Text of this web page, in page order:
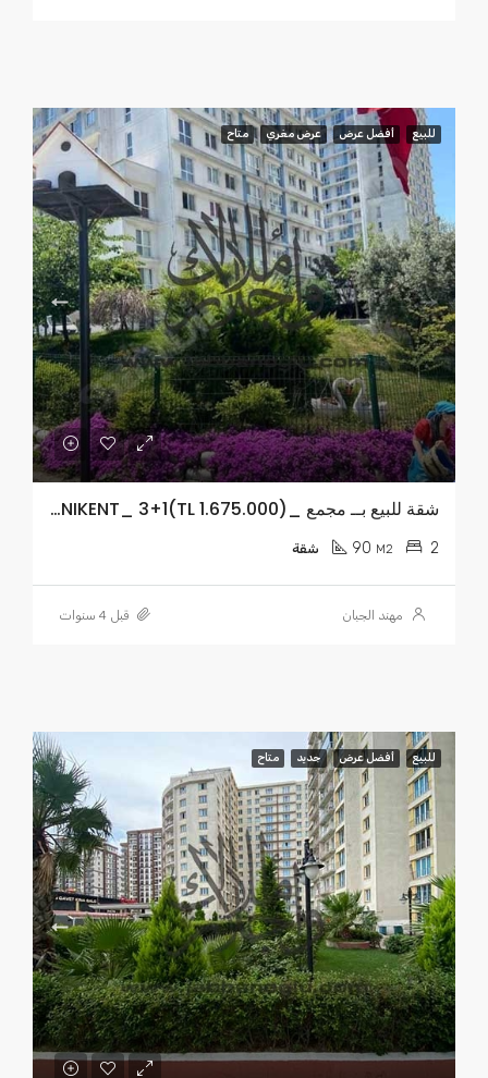
للبيع أفضل عرض عرض مغري متاح
شقة للبيع بــ مجمع _YENIKENT_ 3+1(TL 1.675.000)
2
90 M2 شقة
مهند الجبان قبل 4 سنوات
للبيع أفضل عرض جديد متاح